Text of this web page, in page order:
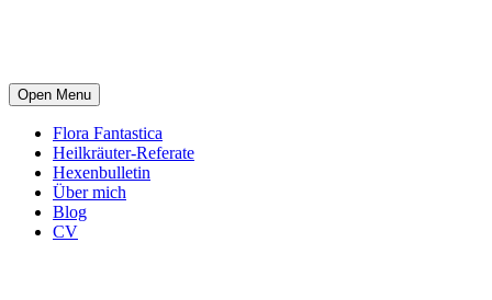
Open Menu
Flora Fantastica
Heilkräuter-Referate
Hexenbulletin
Über mich
Blog
CV